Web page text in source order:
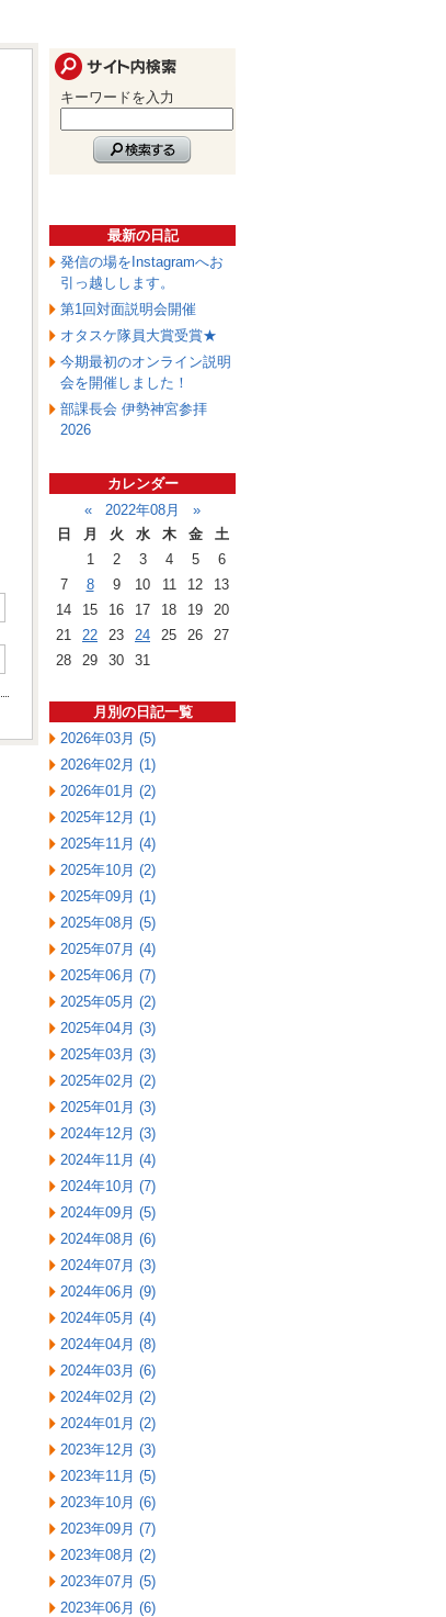
キーワードを入力
最新の日記
発信の場をInstagramへお
引っ越しします。
第1回対面説明会開催
オタスケ隊員大賞受賞★
今期最初のオンライン説明
会を開催しました！
部課長会 伊勢神宮参拝
2026
カレンダー
«
2022年08月
»
日
月 火 水 木 金
土
1
2 3 4 5
6
7
8 9 10 11 12
13
14
15 16 17 18 19
20
21
22 23 24 25 26
27
28
29 30 31
月別の日記一覧
2026年03月 (5)
2026年02月 (1)
2026年01月 (2)
2025年12月 (1)
2025年11月 (4)
2025年10月 (2)
2025年09月 (1)
2025年08月 (5)
2025年07月 (4)
2025年06月 (7)
2025年05月 (2)
2025年04月 (3)
2025年03月 (3)
2025年02月 (2)
2025年01月 (3)
2024年12月 (3)
2024年11月 (4)
2024年10月 (7)
2024年09月 (5)
2024年08月 (6)
2024年07月 (3)
2024年06月 (9)
2024年05月 (4)
2024年04月 (8)
2024年03月 (6)
2024年02月 (2)
2024年01月 (2)
2023年12月 (3)
2023年11月 (5)
2023年10月 (6)
2023年09月 (7)
2023年08月 (2)
2023年07月 (5)
2023年06月 (6)